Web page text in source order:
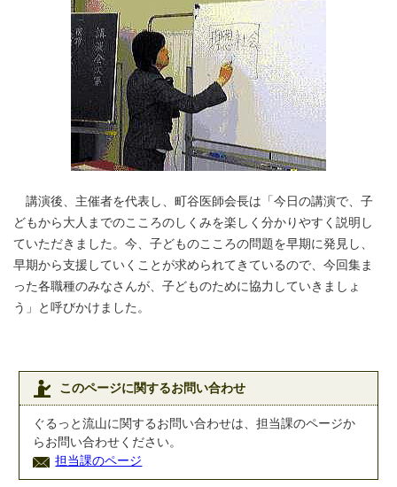
講演後、主催者を代表し、町谷医師会長は「今日の講演で、子
どもから大人までのこころのしくみを楽しく分かりやすく説明し
ていただきました。今、子どものこころの問題を早期に発見し、
早期から支援していくことが求められてきているので、今回集ま
った各職種のみなさんが、子どものために協力していきましょ
う」と呼びかけました。
このページに関するお問い合わせ
ぐるっと流山に関するお問い合わせは、担当課のページか
らお問い合わせください。
担当課のページ